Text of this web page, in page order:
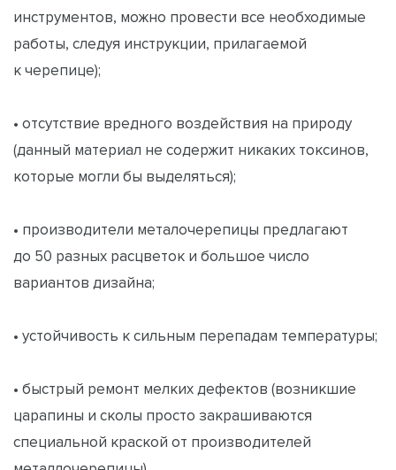
инструментов, можно провести все необходимые
работы, следуя инструкции, прилагаемой
к черепице);
• отсутствие вредного воздействия на природу
(данный материал не содержит никаких токсинов,
которые могли бы выделяться);
• производители металочерепицы предлагают
до 50 разных расцветок и большое число
вариантов дизайна;
• устойчивость к сильным перепадам температуры;
• быстрый ремонт мелких дефектов (возникшие
царапины и сколы просто закрашиваются
специальной краской от производителей